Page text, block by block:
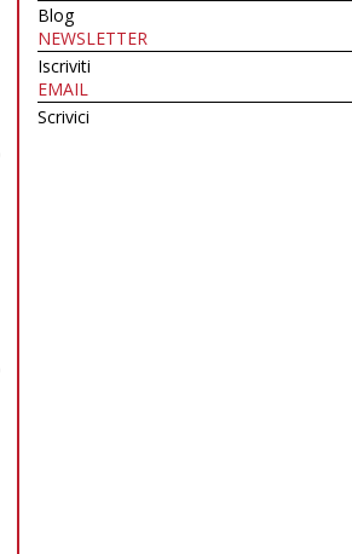
Blog
NEWSLETTER
Iscriviti
EMAIL
Scrivici